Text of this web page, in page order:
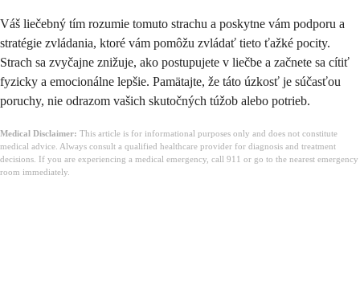
Váš liečebný tím rozumie tomuto strachu a poskytne vám podporu a
stratégie zvládania, ktoré vám pomôžu zvládať tieto ťažké pocity.
Strach sa zvyčajne znižuje, ako postupujete v liečbe a začnete sa cítiť
fyzicky a emocionálne lepšie. Pamätajte, že táto úzkosť je súčasťou
poruchy, nie odrazom vašich skutočných túžob alebo potrieb.
Medical Disclaimer: This article is for informational purposes only and does not constitute
medical advice. Always consult a qualified healthcare provider for diagnosis and treatment
decisions. If you are experiencing a medical emergency, call 911 or go to the nearest emergency
room immediately.